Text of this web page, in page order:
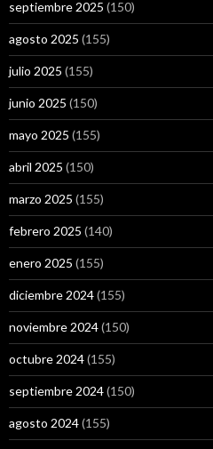
septiembre 2025 (150)
agosto 2025 (155)
julio 2025 (155)
junio 2025 (150)
mayo 2025 (155)
abril 2025 (150)
marzo 2025 (155)
febrero 2025 (140)
enero 2025 (155)
diciembre 2024(155)
noviembre 2024(150)
octubre 2024(155)
septiembre 2024(150)
agosto 2024(155)